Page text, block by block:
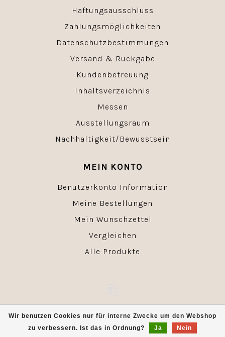
Wir benutzen Cookies nur für interne Zwecke um den Webshop
zu verbessern. Ist das in Ordnung?
Ja
Nein
Haftungsausschluss
Zahlungsmöglichkeiten
Datenschutzbestimmungen
Versand & Rückgabe
Kundenbetreuung
Inhaltsverzeichnis
Messen
Ausstellungsraum
Nachhaltigkeit/Bewusstsein
MEIN KONTO
Benutzerkonto Information
Meine Bestellungen
Mein Wunschzettel
Vergleichen
Alle Produkte
© Copyright 2026 - Powered byLightspeed- Theme by
Dyvelopment